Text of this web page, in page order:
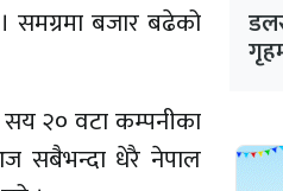
समग्रमा बजार बढेको
२० वटा कम्पनीका
सबैभन्दा धेरै नेपाल